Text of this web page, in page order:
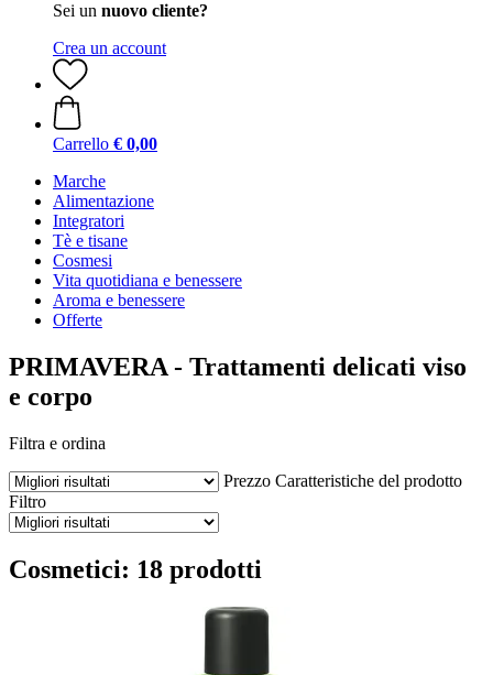
Sei un nuovo cliente?
Crea un account
Carrello € 0,00
Marche
Alimentazione
Integratori
Tè e tisane
Cosmesi
Vita quotidiana e benessere
Aroma e benessere
Offerte
PRIMAVERA - Trattamenti delicati viso
e corpo
Filtra e ordina
Prezzo Caratteristiche del prodotto
Filtro
Cosmetici: 18 prodotti